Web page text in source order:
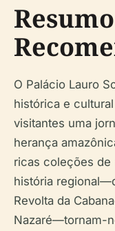
O Palácio Lauro
histórica e
visitantes uma
herança
ricas coleções de
história
Revolta da
Nazaré—tornam-